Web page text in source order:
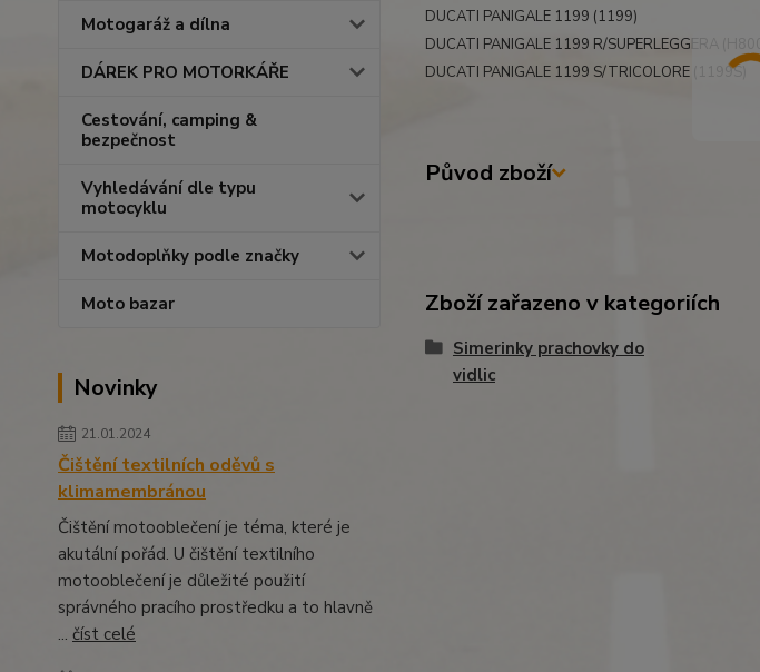
Motogaráž a dílna
DÁREK PRO MOTORKÁŘE
Cestování, camping &
bezpečnost
Vyhledávání dle typu
motocyklu
Motodoplňky podle značky
Moto bazar
Novinky
21.01.2024
Čištění textilních oděvů s
klimamembránou
Čištění motooblečení je téma, které je
akutální pořád. U čištění textilního
motooblečení je důležité použití
správného pracího prostředku a to hlavně
... číst celé
DUCATI PANIGALE 1199 (1199)
DUCATI PANIGALE 1199 R/SUPERLEGGERA (H800)
DUCATI PANIGALE 1199 S/TRICOLORE (1199S)
Původ zboží
Zboží zařazeno v kategoriích
Simerinky prachovky do
vidlic